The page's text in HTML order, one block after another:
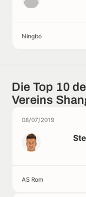
Ningbo
Die Top 10
Vereins
08/07/2019
AS Rom